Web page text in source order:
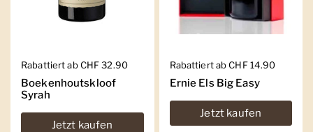
Regulärer Preis
Rabattiert ab CHF 32.90
Boekenhoutskloof
Syrah
Jetzt kaufen
Regulärer Preis
Rabattiert ab CHF 14.90
Ernie Els Big Easy
Jetzt kaufen